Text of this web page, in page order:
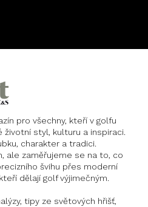
pro všechny, kteří v golfu
styl, kulturu a inspiraci.
charakter a tradici.
ale zaměřujeme se na to, co
švihu přes moderní
dělají golf výjimečným.
tipy ze světových hřišť,